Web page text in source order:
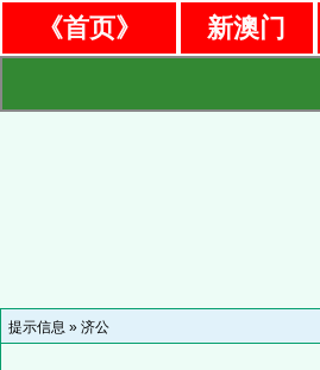
《首页》 新澳门
提示信息 » 济公